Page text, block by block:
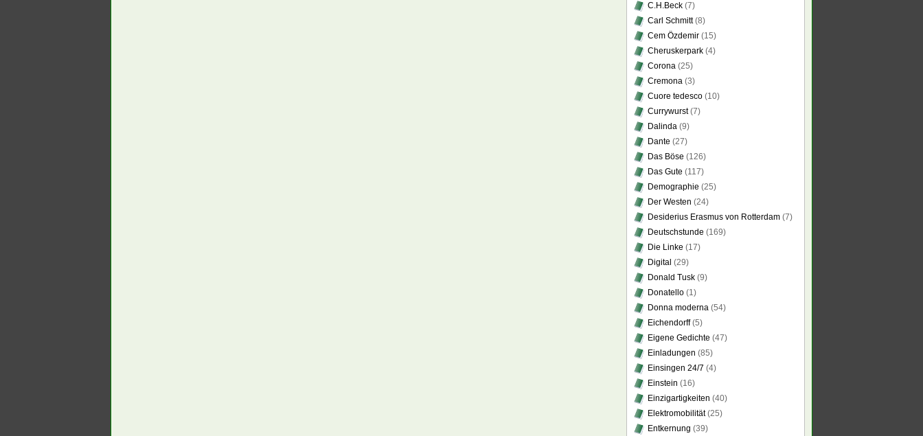
C.H.Beck (7)
Carl Schmitt(8)
Cem Özdemir (15)
Cheruskerpark (4)
Corona (25)
Cremona (3)
Cuore tedesco (10)
Currywurst(7)
Dalinda (9)
Dante (27)
Das Böse (126)
Das Gute (117)
Demographie (25)
Der Westen (24)
Desiderius Erasmus von Rotterdam (7)
Deutschstunde (169)
Die Linke (17)
Digital (29)
Donald Tusk (9)
Donatello (1)
Donna moderna (54)
Eichendorff(5)
Eigene Gedichte (47)
Einladungen (85)
Einsingen 24/7 (4)
Einstein (16)
Einzigartigkeiten (40)
Elektromobilität(25)
Entkernung (39)